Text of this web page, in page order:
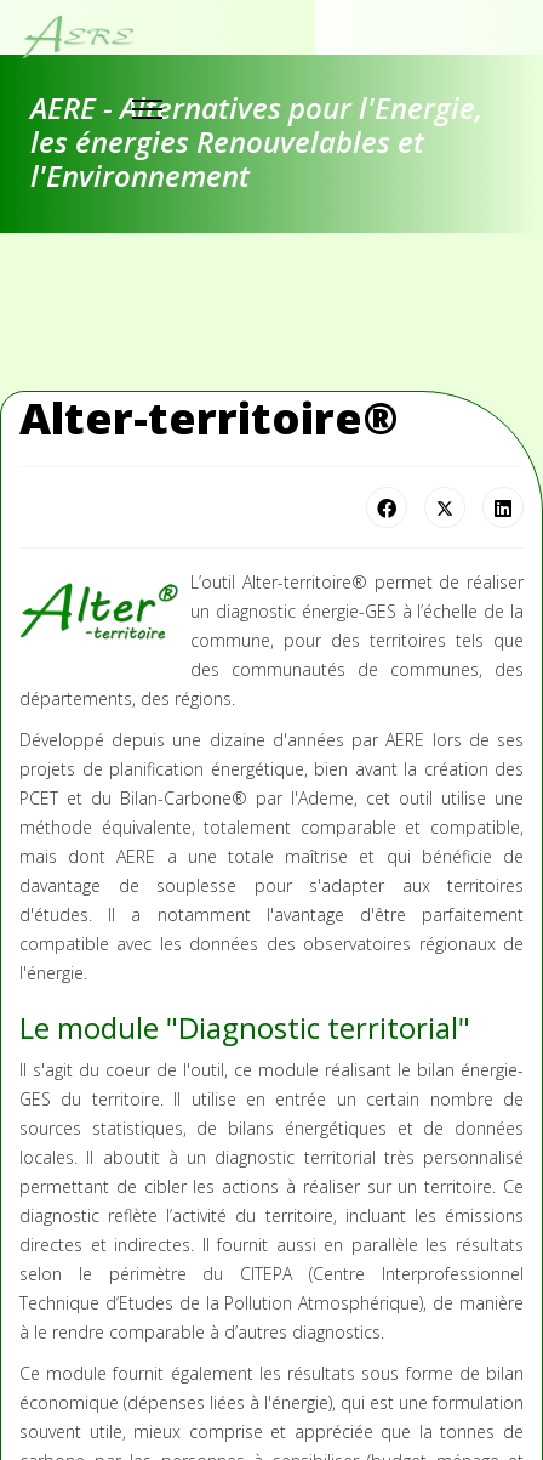
AERE - Alternatives pour l'Energie,
les énergies Renouvelables et
l'Environnement
Alter-territoire®
L’outil Alter-territoire® permet de réaliser
un diagnostic énergie-GES à l’échelle de la
commune, pour des territoires tels que
des communautés de communes, des
départements, des régions.
Développé depuis une dizaine d'années par AERE lors de ses
projets de planification énergétique, bien avant la création des
PCET et du Bilan-Carbone® par l'Ademe, cet outil utilise une
méthode équivalente, totalement comparable et compatible,
mais dont AERE a une totale maîtrise et qui bénéficie de
davantage de souplesse pour s'adapter aux territoires
d'études. Il a notamment l'avantage d'être parfaitement
compatible avec les données des observatoires régionaux de
l'énergie.
Le module "Diagnostic territorial"
Il s'agit du coeur de l'outil, ce module réalisant le bilan énergie-
GES du territoire. Il utilise en entrée un certain nombre de
sources statistiques, de bilans énergétiques et de données
locales. Il aboutit à un diagnostic territorial très personnalisé
permettant de cibler les actions à réaliser sur un territoire. Ce
diagnostic reflète l’activité du territoire, incluant les émissions
directes et indirectes. Il fournit aussi en parallèle les résultats
selon le périmètre du CITEPA (Centre Interprofessionnel
Technique d’Etudes de la Pollution Atmosphérique), de manière
à le rendre comparable à d’autres diagnostics.
Ce module fournit également les résultats sous forme de bilan
économique (dépenses liées à l'énergie), qui est une formulation
souvent utile, mieux comprise et appréciée que la tonnes de